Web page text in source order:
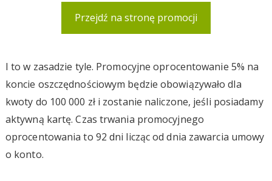
Przejdź na stronę promocji
I to w zasadzie tyle. Promocyjne oprocentowanie 5% na
koncie oszczędnościowym będzie obowiązywało dla
kwoty do 100 000 zł i zostanie naliczone, jeśli posiadamy
aktywną kartę. Czas trwania promocyjnego
oprocentowania to 92 dni licząc od dnia zawarcia umowy
o konto.